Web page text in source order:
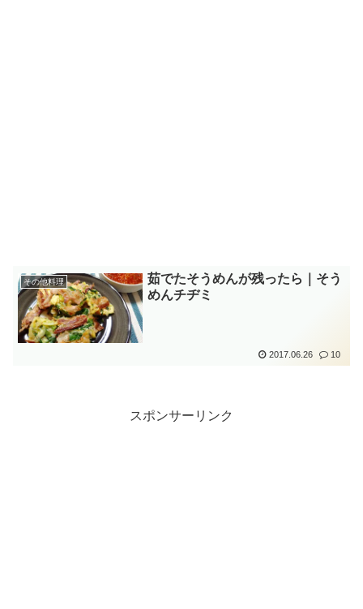
その他料理
茹でたそうめんが残ったら｜そう
めんチヂミ
2017.06.26 10
スポンサーリンク